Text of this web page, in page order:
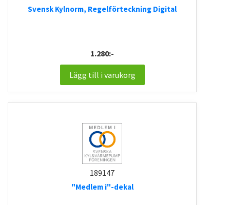
Svensk Kylnorm, Regelförteckning Digital
1.280:-
Lägg till i varukorg
189147
"Medlem i"-dekal